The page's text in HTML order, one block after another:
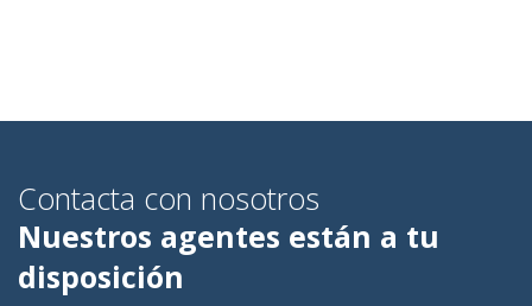
Contacta con nosotros
Nuestros agentes están a tu
disposición